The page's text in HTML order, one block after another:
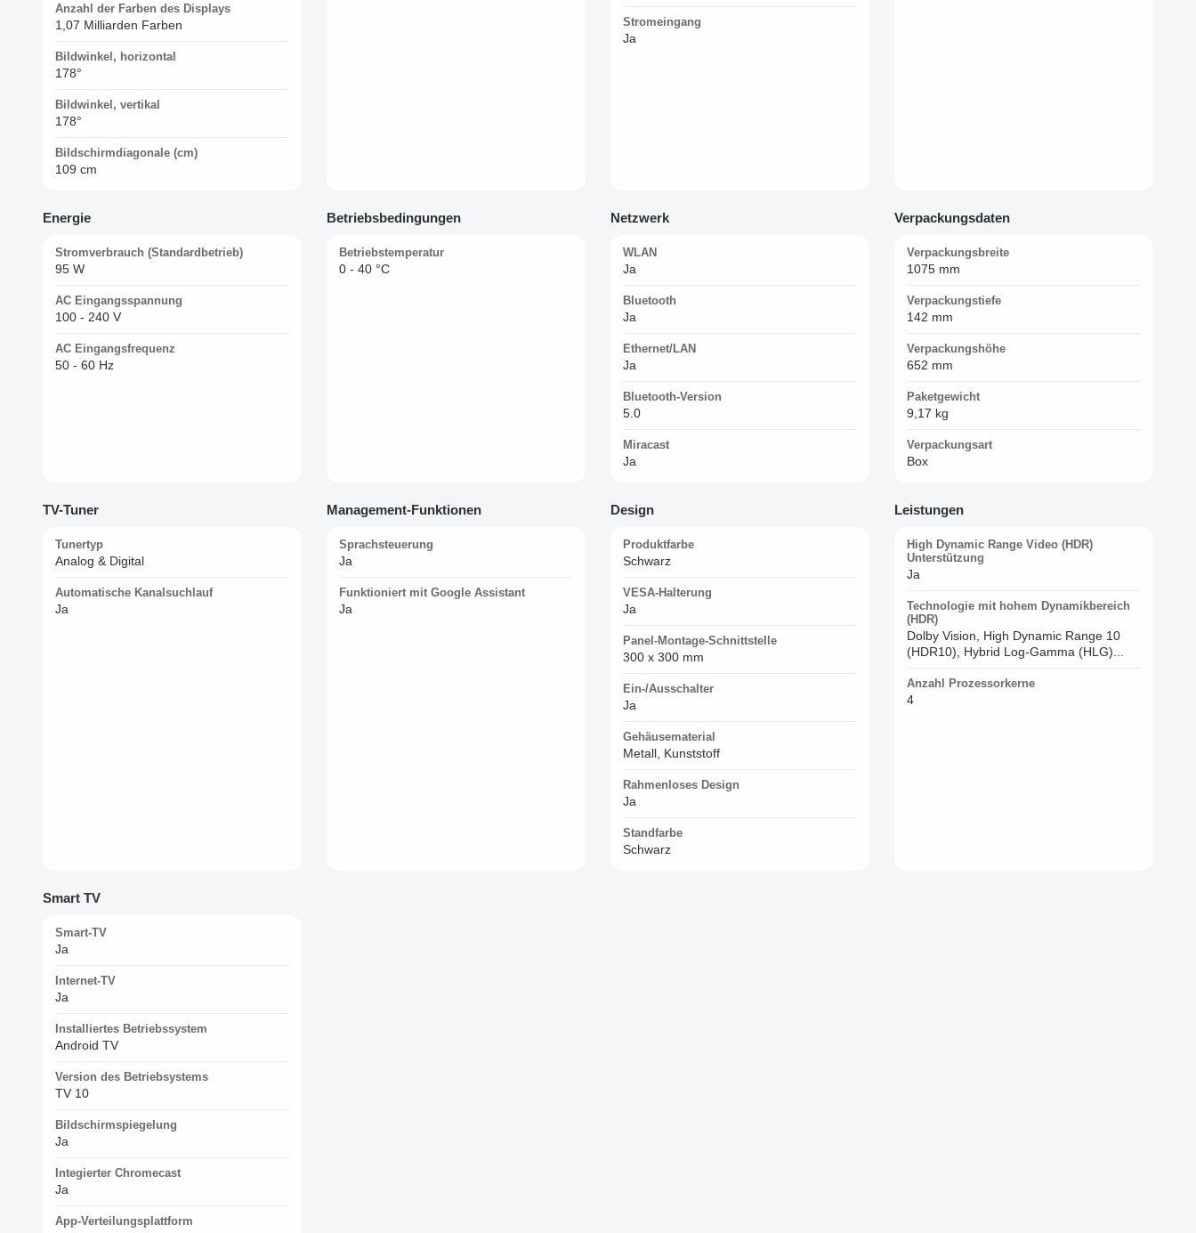
Anzahl der Farben des Displays
1,07 Milliarden Farben
Bildwinkel, horizontal
178°
Bildwinkel, vertikal
178°
Bildschirmdiagonale (cm)
109 cm
Stromeingang
Ja
Energie
Stromverbrauch (Standardbetrieb)
95 W
AC Eingangsspannung
100 - 240 V
AC Eingangsfrequenz
50 - 60 Hz
Betriebsbedingungen
Betriebstemperatur
0 - 40 °C
Netzwerk
WLAN
Ja
Bluetooth
Ja
Ethernet/LAN
Ja
Bluetooth-Version
5.0
Miracast
Ja
Verpackungsdaten
Verpackungsbreite
1075 mm
Verpackungstiefe
142 mm
Verpackungshöhe
652 mm
Paketgewicht
9,17 kg
Verpackungsart
Box
TV-Tuner
Tunertyp
Analog & Digital
Automatische Kanalsuchlauf
Ja
Management-Funktionen
Sprachsteuerung
Ja
Funktioniert mit Google Assistant
Ja
Design
Produktfarbe
Schwarz
VESA-Halterung
Ja
Panel-Montage-Schnittstelle
300 x 300 mm
Ein-/Ausschalter
Ja
Gehäusematerial
Metall, Kunststoff
Rahmenloses Design
Ja
Standfarbe
Schwarz
Leistungen
High Dynamic Range Video (HDR)
Unterstützung
Ja
Technologie mit hohem Dynamikbereich
(HDR)
Dolby Vision, High Dynamic Range 10
(HDR10), Hybrid Log-Gamma (HLG)...
Anzahl Prozessorkerne
4
Smart TV
Smart-TV
Ja
Internet-TV
Ja
Installiertes Betriebssystem
Android TV
Version des Betriebsystems
TV 10
Bildschirmspiegelung
Ja
Integierter Chromecast
Ja
App-Verteilungsplattform